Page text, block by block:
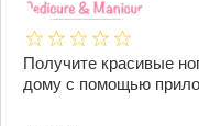
Получите красивые
дому с помощью